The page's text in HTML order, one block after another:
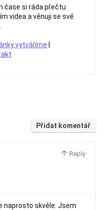
čase si ráda přečtu
videa a věnuji se své
vytváříme
Přidat komentář
Reply
naprosto skvěle. Jsem